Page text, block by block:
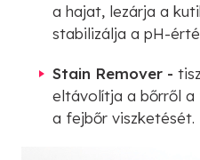
a hajat, lezárja a
stabilizálja a pH-
Stain Remover -
eltávolítja a bőrről
a fejbőr viszketését.